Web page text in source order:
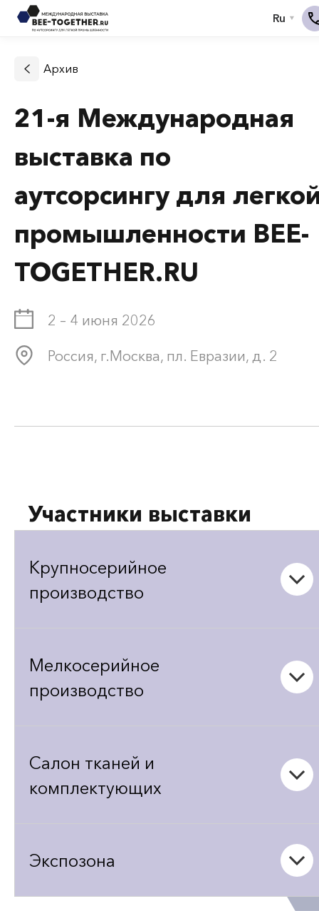
Архив
21-я Международная
выставка по
аутсорсингу для
промышленности BEE-
TOGETHER.RU
2 – 4 июня 2026
Россия, г.Москва, пл. Евразии, д. 2
Участники выставки
Крупносерийное
производство
Мелкосерийное
производство
Салон тканей и
комплектующих
Экспозона